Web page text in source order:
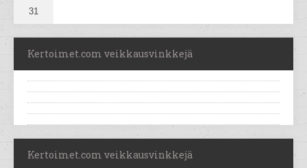
31
Kertoimet.com veikkausvinkkejä
Kertoimet.com veikkausvinkkejä